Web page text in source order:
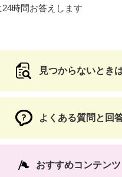
時間お答えします
見つからないとき
よくある質問と回
おすすめコンテンツ